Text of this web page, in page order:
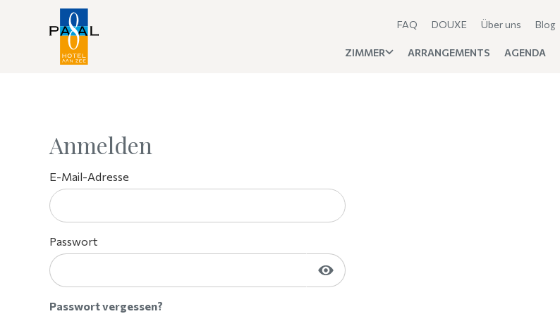
ZIMMER ARRANGEMENTS AGENDA
FAQ DOUXE Über uns Blog
Anmelden
E-Mail-Adresse
Passwort
Passwort vergessen?